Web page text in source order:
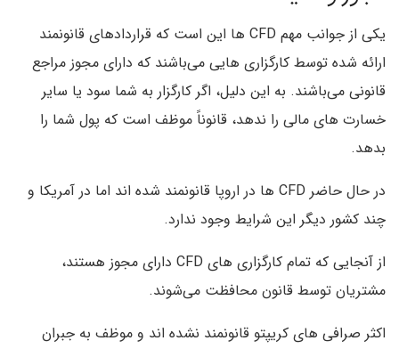
یکی از جوانب مهم CFD ها این است که قراردادهای قانونمند
ارائه شده توسط کارگزاری هایی می‌باشند که دارای مجوز مراجع
قانونی می‌باشند. به این دلیل، اگر کارگزار به شما سود یا سایر
خسارت های مالی را ندهد، قانوناً موظف است که پول شما را
بدهد.
در حال حاضر CFD ها در اروپا قانونمند شده اند اما در آمریکا و
چند کشور دیگر این شرایط وجود ندارد.
از آنجایی که تمام کارگزاری های CFD دارای مجوز هستند،
مشتریان توسط قانون محافظت می‌شوند.
اکثر صرافی های کریپتو قانونمند نشده اند و موظف به جبران